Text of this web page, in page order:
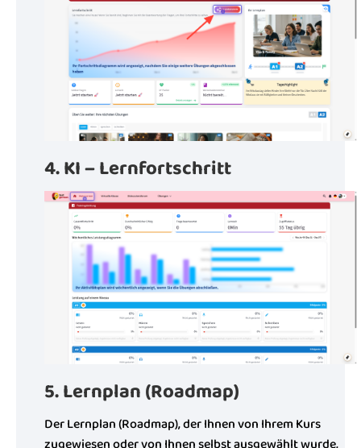
4. KI – Lernfortschritt
5. Lernplan (Roadmap)
Der Lernplan (Roadmap), der Ihnen von Ihrem Kurs